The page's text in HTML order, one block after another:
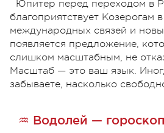
Юпитер перед переходом в
благоприятствует Козерогам
международных связей и
появляется предложение,
слишком масштабным, не
Масштаб — это ваш язык.
забываете, насколько
♒ Водолей —